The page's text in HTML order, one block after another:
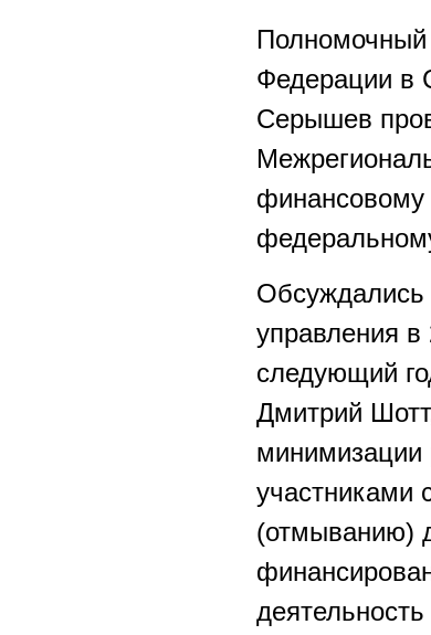
Полномочный
Федерации в
Серышев
финансовому
Обсуждались
управления
следующий
Дмитрий
минимизации
участниками
(отмыванию)